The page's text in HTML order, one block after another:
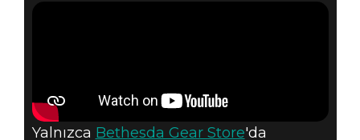
Yalnızca Bethesda Gear Store'da